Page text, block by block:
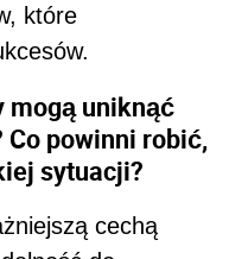
które
mogą uniknąć
powinni robić,
sytuacji?
cechą